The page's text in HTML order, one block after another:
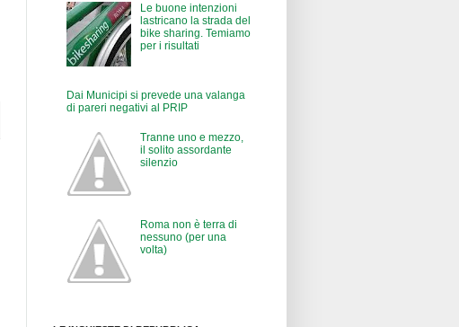
Le buone intenzioni
lastricano la strada del
bike sharing. Temiamo
per i risultati
Dai Municipi si prevede una valanga
di pareri negativi al PRIP
Tranne uno e mezzo,
il solito assordante
silenzio
Roma non è terra di
nessuno (per una
volta)